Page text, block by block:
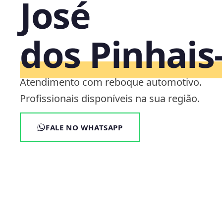
José
dos
Atendimento com reboque automotivo.
Profissionais disponíveis na sua região.
FALE NO WHATSAPP